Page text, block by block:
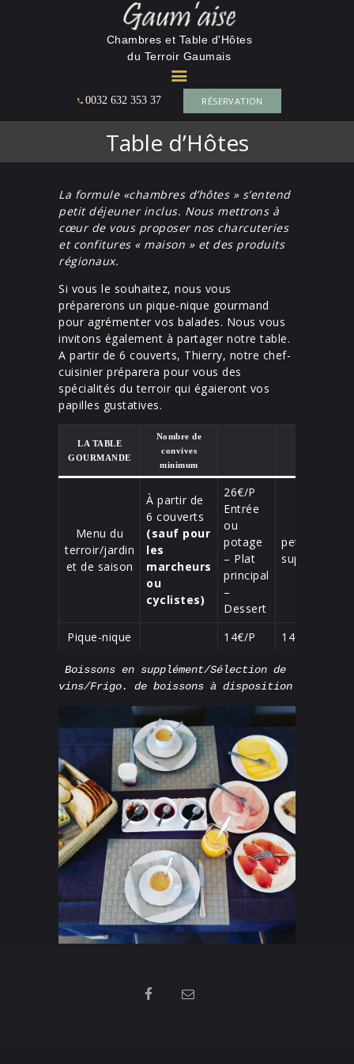
Chambres et Table d'Hôtes
du Terroir Gaumais
0032 632 353 37 RÉSERVATION
Table d’Hôtes
La Gaumaise
CHAMBRES ET TABLE D'HÔTES DU TERROIR GAUMAIS
ACCUEIL
TARIF &
L’ENVIRONNEMENT
CONTACT
La formule «chambres d’hôtes » s’entend
petit déjeuner inclus. Nous mettrons à
cœur de vous proposer nos charcuteries
et confitures « maison » et des produits
régionaux.
Si vous le souhaitez, nous vous
préparerons un pique-nique gourmand
pour agrémenter vos balades. Nous vous
invitons également à partager notre table.
A partir de 6 couverts, Thierry, notre chef-
cuisinier préparera pour vous des
spécialités du terroir qui égaieront vos
papilles gustatives.
LA TABLE
GOURMANDE
Nombre de
convives
minimum
Menu du
terroir/jardin
et de saison
À partir de
6 couverts
(sauf pour
les
marcheurs
ou
cyclistes)
26€/P
Entrée
ou
potage
– Plat
principal
–
Dessert
petit-
Pique-nique 14€/P 14€/P
Boissons en supplément/Sélection de
vins/Frigo. de boissons à disposition